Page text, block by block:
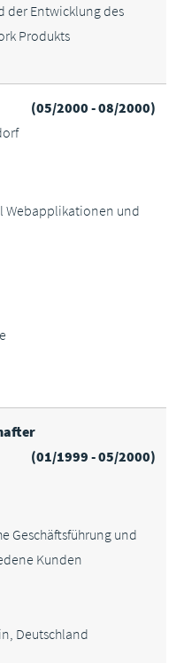
der Entwicklung des
Produkts
(05/2000 - 08/2000)
Webapplikationen und
(01/1999 - 05/2000)
Geschäftsführung und
Kunden
Deutschland